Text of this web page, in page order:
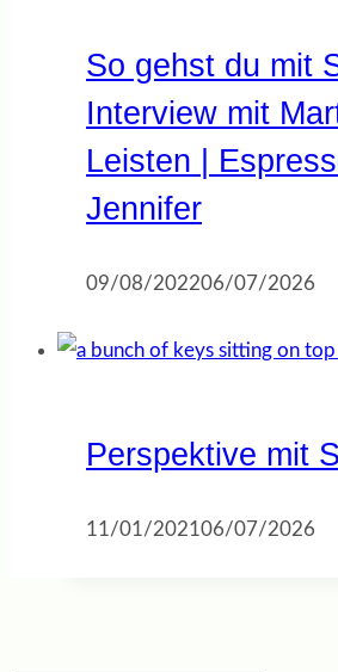
So gehst du mit
Interview mit
Leisten |
Jennifer
09/08/202206/07/2026
Perspektive mit
11/01/202106/07/2026